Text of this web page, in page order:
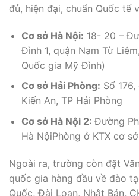
đủ, hiện đại, chuẩn Quốc tế
Cơ sở Hà Nội: 18- 20 –
Đình 1, quận Nam Từ
Quốc gia Mỹ Đình)
Cơ sở Hải Phòng: Số
Kiến An, TP Hải Phòng
Cơ sở Hà Nội 2: Đường
Hà NộiPhòng ở KTX cơ
Ngoài ra, trường còn đặt
quốc gia hàng đầu về đào
Quốc, Đài Loan, Nhật Bản,